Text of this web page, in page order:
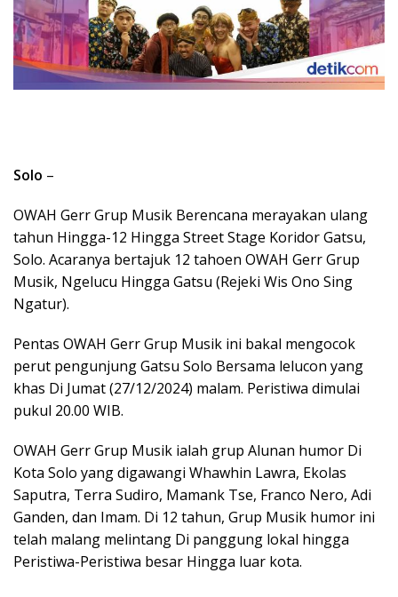
Solo –
OWAH Gerr Grup Musik Berencana merayakan ulang
tahun Hingga-12 Hingga Street Stage Koridor Gatsu,
Solo. Acaranya bertajuk 12 tahoen OWAH Gerr Grup
Musik, Ngelucu Hingga Gatsu (Rejeki Wis Ono Sing
Ngatur).
Pentas OWAH Gerr Grup Musik ini bakal mengocok
perut pengunjung Gatsu Solo Bersama lelucon yang
khas Di Jumat (27/12/2024) malam. Peristiwa dimulai
pukul 20.00 WIB.
OWAH Gerr Grup Musik ialah grup Alunan humor Di
Kota Solo yang digawangi Whawhin Lawra, Ekolas
Saputra, Terra Sudiro, Mamank Tse, Franco Nero, Adi
Ganden, dan Imam. Di 12 tahun, Grup Musik humor ini
telah malang melintang Di panggung lokal hingga
Peristiwa-Peristiwa besar Hingga luar kota.